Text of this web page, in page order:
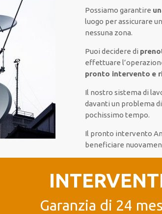
Possiamo garantire
luogo perassicurare
nessuna zona.
Puoi decidere di
effettuare
pronto intervento e
Il nostro sistema di
davanti un problema
pochissimo tempo.
Il pronto intervento
beneficiare
Garanzia di 24